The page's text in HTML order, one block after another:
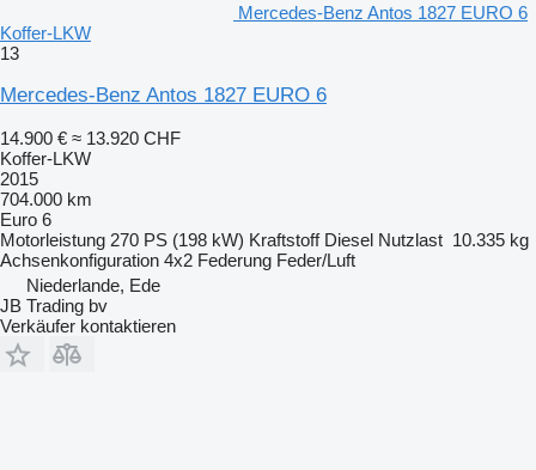
Mercedes-Benz Antos 1827 EURO 6
Koffer-LKW
13
Mercedes-Benz Antos 1827 EURO 6
14.900 € ≈ 13.920 CHF
Koffer-LKW
2015
704.000 km
Euro 6
Motorleistung 270 PS (198 kW) Kraftstoff Diesel Nutzlast 10.335 kg
Achsenkonfiguration 4x2 Federung Feder/Luft
Niederlande, Ede
JB Trading bv
Verkäufer kontaktieren